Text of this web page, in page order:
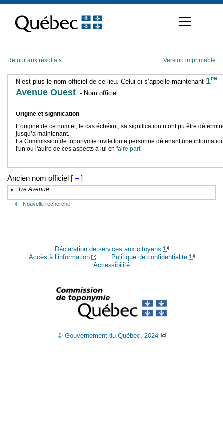
contenu
Retour aux résultats Version imprimable
N’est plus le nom officiel de ce lieu. Celui-ci s’appelle maintenant 1re
Avenue Ouest - Nom officiel
Origine et signification
L'origine de ce nom et, le cas échéant, sa signification n’ont pu être
jusqu’à maintenant.
La Commission de toponymie invite toute personne détenant une
l'un ou l'autre de ces aspects à lui en faire part.
Ancien nom officiel [ – ]
1re Avenue
Nouvelle recherche
Déclaration de services aux citoyens
Accès à l’information
Politique de confidentialité
Accessibilité
© Gouvernement du Québec, 2024